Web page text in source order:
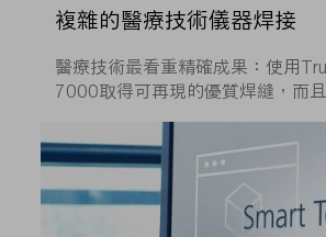
複雜的醫療技術儀器焊接
醫療技術最看重精確成果：使用
7000取得可再現的優質焊縫，而